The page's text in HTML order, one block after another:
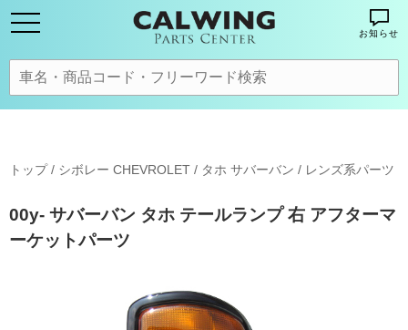
お知らせ
トップ/ シボレー CHEVROLET / タホ サバーバン / レンズ系パーツ
00y- サバーバン タホ テールランプ 右 アフターマ
ーケットパーツ